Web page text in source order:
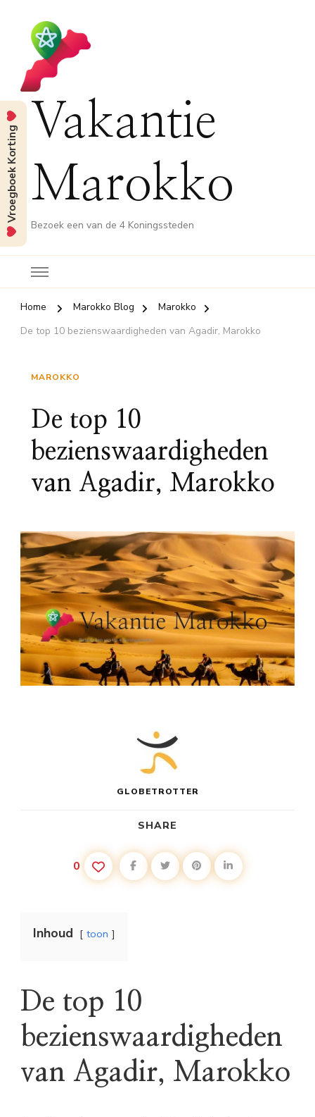
Vakantie
Marokko
Bezoek een van de 4 Koningssteden
Home Marokko Blog
Marokko
De top 10 bezienswaardigheden van Agadir, Marokko
MAROKKO
De top 10
bezienswaardigheden
van Agadir, Marokko
GLOBETROTTER
SHARE
0
Inhoud toon
De top 10
bezienswaardigheden
van Agadir, Marokko
Vroegboek Korting